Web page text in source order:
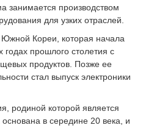
занимается производством
для узких отраслей.
Кореи, которая начала
годах прошлого столетия с
продуктов. Позже ее
стал выпуск электроники
родиной которой является
в середине 20 века, и